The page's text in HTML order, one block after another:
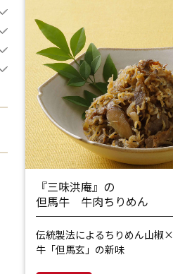
『三味洪庵』の
但馬牛 牛肉ちりめん
伝統製法によるちりめん山椒×
牛「但馬玄」の新味